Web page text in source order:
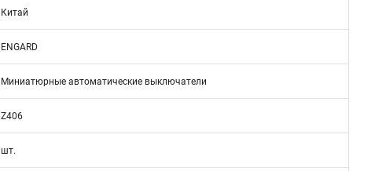
Китай
ENGARD
Миниатюрные автоматические выключатели
Z406
шт.